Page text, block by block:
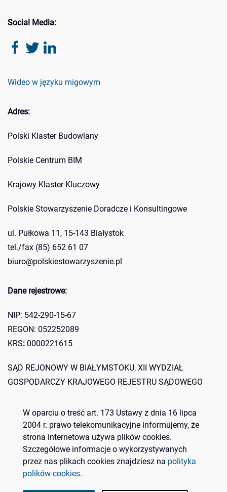
Social Media:
Wideo w języku migowym
Adres:
Polski Klaster Budowlany
Polskie Centrum BIM
Krajowy Klaster Kluczowy
Polskie Stowarzyszenie Doradcze i Konsultingowe
ul. Pułkowa 11, 15-143 Białystok
tel./fax (85) 652 61 07
biuro@polskiestowarzyszenie.pl
Dane rejestrowe:
NIP: 542-290-15-67
REGON: 052252089
KRS: 0000221615
SĄD REJONOWY W BIAŁYMSTOKU, XII WYDZIAŁ
GOSPODARCZY KRAJOWEGO REJESTRU SĄDOWEGO
Konto bankowe:
Bank Spółdzielczy O/d w Zaściankach 07 8060 0004 0842
5276 2000 0010
W oparciu o treść art. 173 Ustawy z dnia 16 lipca
2004 r. prawo telekomunikacyjne informujemy, że
strona internetowa używa plików cookies.
Szczegółowe informacje o wykorzystywanych
przez nas plikach cookies znajdziesz na polityka
polików cookies.